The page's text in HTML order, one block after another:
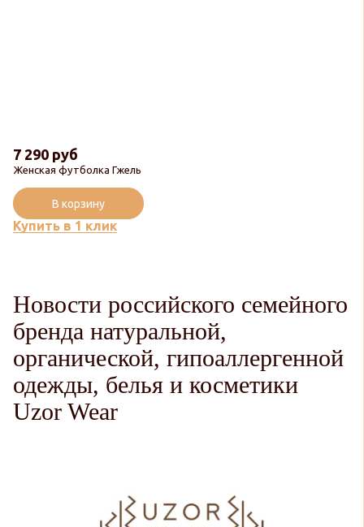
Женская футболка Гжель
7 290 руб
Купить в 1 клик
В корзину
Новости российского семейного
бренда натуральной,
органической, гипоаллергенной
одежды, белья и косметики
Uzor Wear